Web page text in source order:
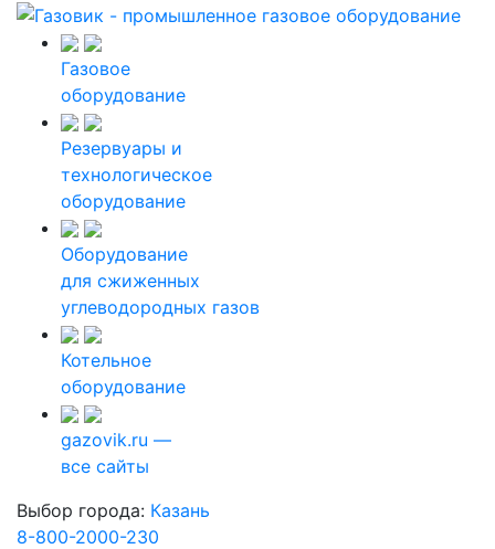
Газовое
оборудование
Резервуары и
технологическое
оборудование
Оборудование
для сжиженных
углеводородных газов
Котельное
оборудование
gazovik.ru —
все сайты
Выбор города: Казань
8-800-2000-230